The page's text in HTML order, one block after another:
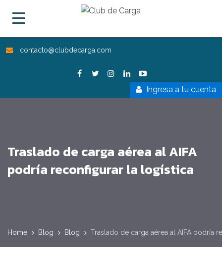
contacto@clubdecarga.com
Ingresa a tu cuenta
Traslado de carga aérea al AIFA
podría reconfigurar la logística
Home Blog Blog Traslado de carga aérea al AIFA podría